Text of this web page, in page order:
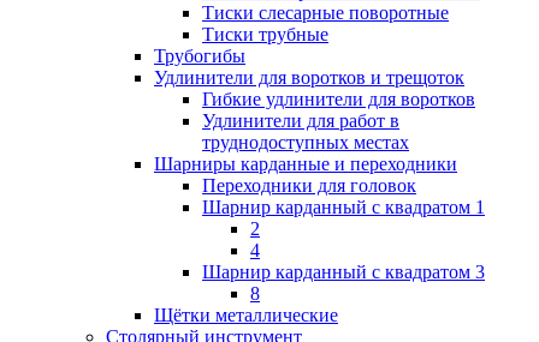
Тиски слесарные поворотные
Тиски трубные
Трубогибы
Удлинители для воротков и трещоток
Гибкие удлинители для воротков
Удлинители для работ в
труднодоступных местах
Шарниры карданные и переходники
Переходники для головок
Шарнир карданный с квадратом 1
2
4
Шарнир карданный с квадратом 3
8
Щётки металлические
Столярный инструмент